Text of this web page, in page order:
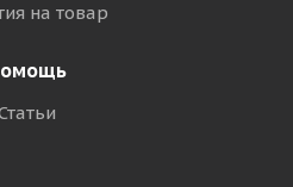
на товар